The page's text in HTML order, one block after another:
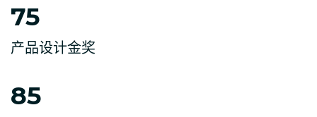
75
产品设计金奖
85